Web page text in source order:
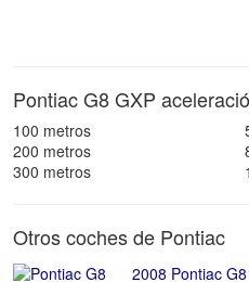
Pontiac G8 GXP
100 metros
200 metros
300 metros
Otros coches de Pontiac
2008 Pontiac